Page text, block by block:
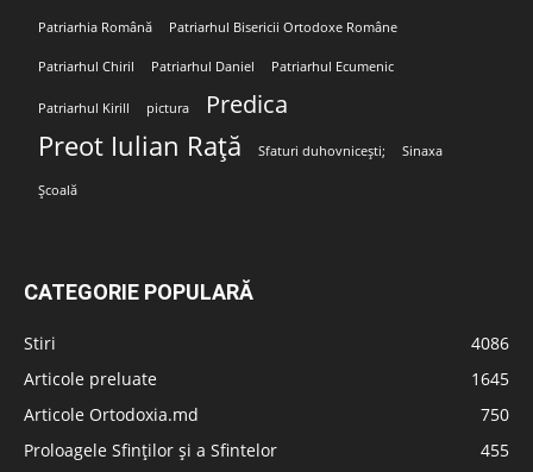
Patriarhia Română Patriarhul Bisericii Ortodoxe Române
Patriarhul Chiril Patriarhul Daniel Patriarhul Ecumenic
Patriarhul Kirill pictura Predica
Preot Iulian Rață Sfaturi duhovnicești; Sinaxa
Școală
CATEGORIE POPULARĂ
Stiri
4086
Articole preluate
1645
Articole Ortodoxia.md
750
Proloagele Sfinților și a Sfintelor
455